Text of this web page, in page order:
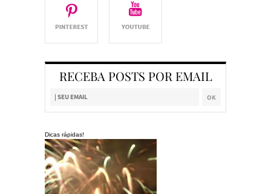
RECEBA POSTS POR EMAIL
Dicas rápidas!